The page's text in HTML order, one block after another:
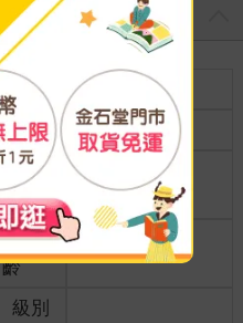
裝訂
分級 普通級
商品規
格
16.5*23
適讀年
齡
11~15歲適讀
級別